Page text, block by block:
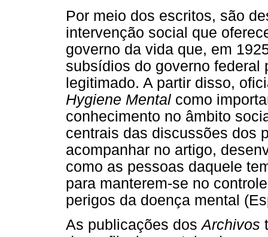
Por meio dos escritos, são
intervenção social que
governo da vida que, em
subsídios do governo federal
legitimado. A partir disso,
Hygiene Mental como
conhecimento no âmbito
centrais das discussões dos
acompanhar no artigo,
como as pessoas daquele
para manterem-se no
perigos da doença mental
As publicações dosArchivos